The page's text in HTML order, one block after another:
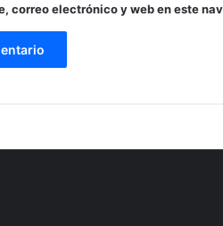
correo electrónico y web en este